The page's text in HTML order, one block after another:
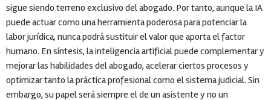
sigue siendo terreno exclusivo del abogado. Por tanto, aunque la IA
puede actuar como una herramienta poderosa para potenciar la
labor jurídica, nunca podrá sustituir el valor que aporta el factor
humano. En síntesis, la inteligencia artificial puede complementar y
mejorar las habilidades del abogado, acelerar ciertos procesos y
optimizar tanto la práctica profesional como el sistema judicial. Sin
embargo, su papel será siempre el de un asistente y no un